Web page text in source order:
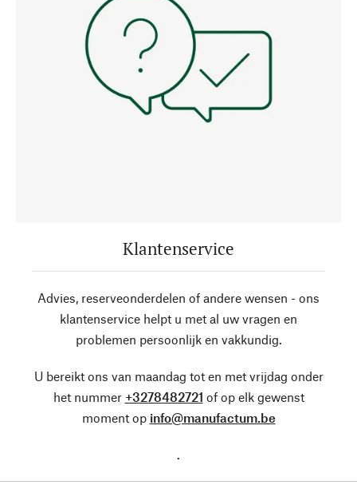
Klantenservice
Advies, reserveonderdelen of andere wensen - ons
klantenservice helpt u met al uw vragen en
problemen persoonlijk en vakkundig.
U bereikt ons van maandag tot en met vrijdag onder
het nummer +3278482721 of op elk gewenst
moment op info@manufactum.be
.